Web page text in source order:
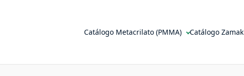
Catálogo Metacrilato (PMMA) Catálogo Zamak